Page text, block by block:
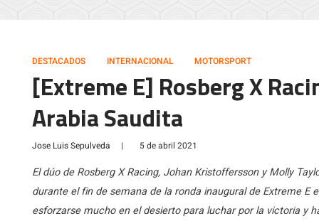
DESTACADOS INTERNACIONAL MOTORSPORT
[Extreme E] Rosberg X
Arabia Saudita
Jose Luis Sepulveda | 5 de abril 2021
El dúo de Rosberg X Racing, Johan Kristoffersson y Molly
durante el fin de semana de la ronda inaugural de Extreme E
esforzarse mucho en el desierto para luchar por la victoria y